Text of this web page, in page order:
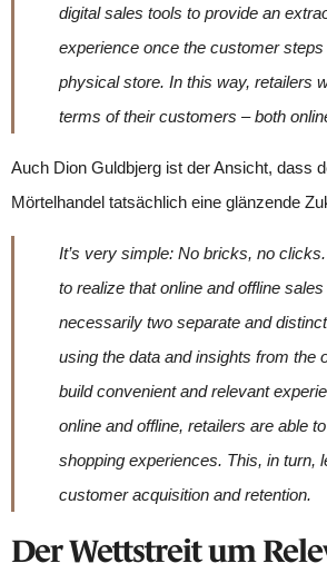
digital sales tools to provide an
experience once the customer steps
physical store. In this way, retailers
terms of their customers – both
Auch Dion Guldbjerg ist der Ansicht, dass
Mörtelhandel tatsächlich eine glänzende
It’s very simple: No bricks, no
to realize that online and offline
necessarily two separate and
using the data and insights from the
build convenient and relevant
online and offline, retailers are able
shopping experiences. This, in turn,
customer acquisition and retention.
Der Wettstreit um